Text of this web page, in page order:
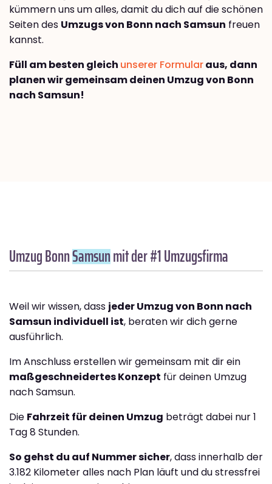
kümmern uns um alles, damit du dich auf die schönen
Seiten des Umzugs von Bonn nach Samsun freuen
kannst.
Füll am besten gleich unserer Formularaus, dann
planen wir gemeinsam deinen Umzug von Bonn
nach Samsun!
Umzug BonnSamsunmit der #1 Umzugsfirma
Weil wir wissen, dass jeder Umzug von Bonn nach
Samsun individuell ist, beraten wir dich gerne
ausführlich.
Im Anschluss erstellen wir gemeinsam mit dir ein
maßgeschneidertes Konzept für deinen Umzug
nach Samsun.
Die Fahrzeit für deinen Umzug beträgt dabei nur 1
Tag 8 Stunden.
So gehst du auf Nummer sicher, dass innerhalb der
3.182 Kilometer alles nach Plan läuft und du stressfrei